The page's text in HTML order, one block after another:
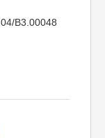
B3.00048